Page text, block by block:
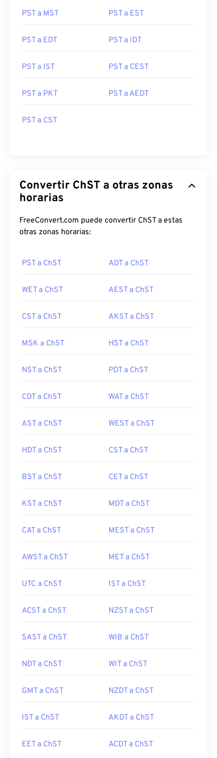
PST a MST PST a EST
PST a EDT PST a IDT
PST a IST PST a CEST
PST a PKT PST a AEDT
PST a CST
Convertir ChST a otras zonas
horarias
FreeConvert.com puede convertir ChST a estas
otras zonas horarias:
PST a ChST ADT a ChST
WET a ChST AEST a ChST
CST a ChST AKST a ChST
MSK a ChST HST a ChST
NST a ChST PDT a ChST
CDT a ChST WAT a ChST
AST a ChST WEST a ChST
HDT a ChST CST a ChST
BST a ChST CET a ChST
KST a ChST MDT a ChST
CAT a ChST MEST a ChST
AWST a ChST MET a ChST
UTC a ChST IST a ChST
ACST a ChST NZST a ChST
SAST a ChST WIB a ChST
NDT a ChST WIT a ChST
GMT a ChST NZDT a ChST
IST a ChST AKDT a ChST
EET a ChST ACDT a ChST